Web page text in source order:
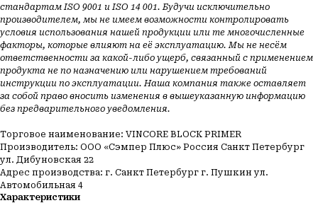
стандартам ISO 9001 и ISO 14 001. Будучи исключительно
производителем, мы не имеем возможности контролировать
условия использования нашей продукции или те многочисленные
факторы, которые влияют на её эксплуатацию. Мы не несём
ответственности за какой-либо ущерб, связанный с применением
продукта не по назначению или нарушением требований
инструкции по эксплуатации. Наша компания также оставляет
за собой право вносить изменения в вышеуказанную информацию
без предварительного уведомления.
Торговое наименование: VINCORE BLOCK PRIMER
Производитель: ООО «Сэмпер Плюс» Россия Санкт Петербург
ул. Дибуновская 22
Адрес производства: г. Санкт Петербург г. Пушкин ул.
Автомобильная 4
Характеристики
О компании
Навигация Каталог
Услуги
Проекты
F.A.Q.
Отзывы Интерьерные краски
Фасадные
по деревянным
основаниям
Фасадные
по минеральным
основаниям
Связаться